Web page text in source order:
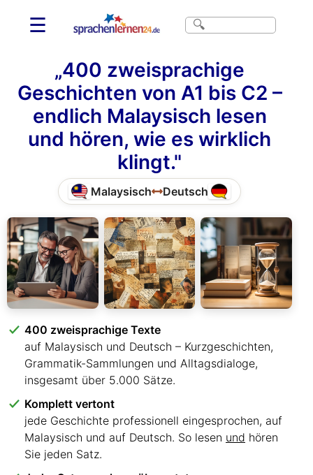
☰
„400 zweisprachige
Geschichten von A1 bis C2 –
endlich Malaysisch lesen
und hören, wie es wirklich
klingt."
Malaysisch Deutsch
400 zweisprachige Texte
auf Malaysisch und Deutsch – Kurzgeschichten,
Grammatik-Sammlungen und Alltagsdialoge,
insgesamt über 5.000 Sätze.
Komplett vertont
jede Geschichte professionell eingesprochen, auf
Malaysisch und auf Deutsch. So lesen und hören
Sie jeden Satz.